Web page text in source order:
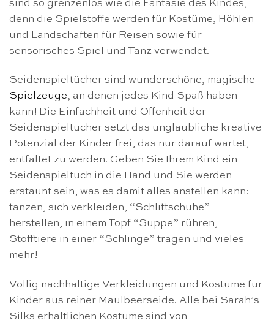
sind so grenzenlos wie die Fantasie des Kindes,
denn die Spielstoffe werden für Kostüme, Höhlen
und Landschaften für Reisen sowie für
sensorisches Spiel und Tanz verwendet.
Seidenspieltücher sind wunderschöne, magische
Spielzeuge, an denen jedes Kind Spaß haben
kann! Die Einfachheit und Offenheit der
Seidenspieltücher setzt das unglaubliche kreative
Potenzial der Kinder frei, das nur darauf wartet,
entfaltet zu werden. Geben Sie Ihrem Kind ein
Seidenspieltüch in die Hand und Sie werden
erstaunt sein, was es damit alles anstellen kann:
tanzen, sich verkleiden, “Schlittschuhe”
herstellen, in einem Topf “Suppe” rühren,
Stofftiere in einer “Schlinge” tragen und vieles
mehr!
Völlig nachhaltige Verkleidungen und Kostüme für
Kinder aus reiner Maulbeerseide. Alle bei Sarah’s
Silks erhältlichen Kostüme sind von